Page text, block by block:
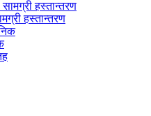
हस्तान्तरण